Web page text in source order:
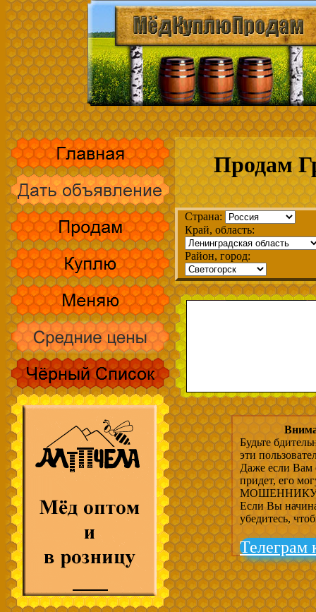
Продам
Страна:
Край, область:
Район, город:
Будьте
эти
Даже если Вам
придет, его
МОШЕННИКУ,
Если Вы
убедитесь,
Телеграм